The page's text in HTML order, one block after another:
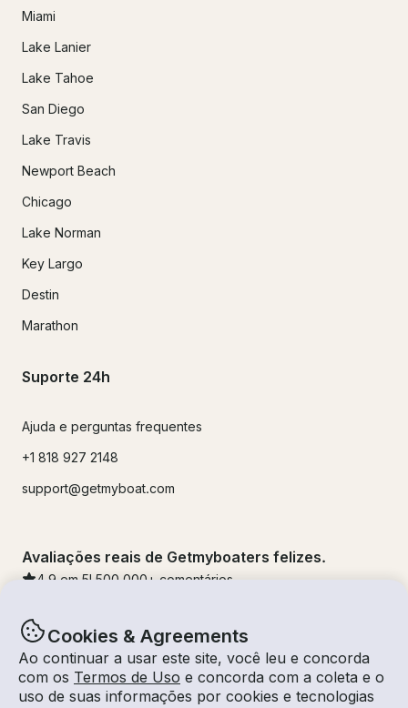
Cookies & Agreements
Ao continuar a usar este site, você leu e concorda
com os Termos de Uso e concorda com a coleta e o
uso de suas informações por cookies e tecnologias
Miami
Lake Lanier
Lake Tahoe
San Diego
Lake Travis
Newport Beach
Chicago
Lake Norman
Key Largo
Destin
Marathon
Suporte 24h
Ajuda e perguntas frequentes
+1 818 927 2148
support@getmyboat.com
Avaliações reais de Getmyboaters felizes.
4.9 em 5! 500,000 + comentários